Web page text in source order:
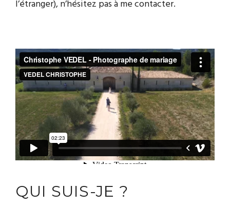
l’étranger), n’hésitez pas à me contacter.
QUI SUIS-JE ?